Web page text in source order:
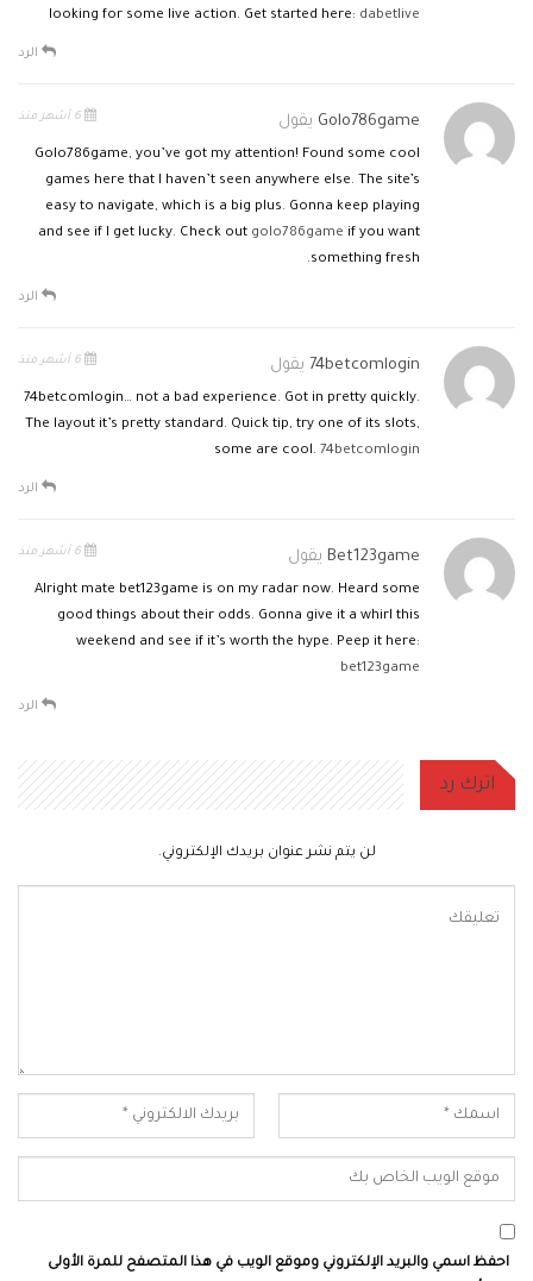
looking for some live action. Get started here: dabetlive
الرد
Golo786game يقول
Golo786game, you’ve got my attention! Found some cool
games here that I haven’t seen anywhere else. The site’s
easy to navigate, which is a big plus. Gonna keep playing
and see if I get lucky. Check out golo786game if you want
something fresh.
الرد
74betcomlogin يقول
74betcomlogin… not a bad experience. Got in pretty quickly.
The layout it’s pretty standard. Quick tip, try one of its slots,
some are cool. 74betcomlogin
الرد
Bet123game يقول
Alright mate bet123game is on my radar now. Heard some
good things about their odds. Gonna give it a whirl this
weekend and see if it’s worth the hype. Peep it here:
bet123game
الرد
اترك رد
لن يتم نشر عنوان بريدك الإلكتروني.
احفظ اسمي والبريد الإلكتروني وموقع الويب في هذا المتصفح للمرة الأولى